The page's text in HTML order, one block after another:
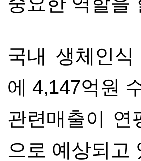
국내 생체인
에 4,147억원
관련매출이 연
으로 예상되고